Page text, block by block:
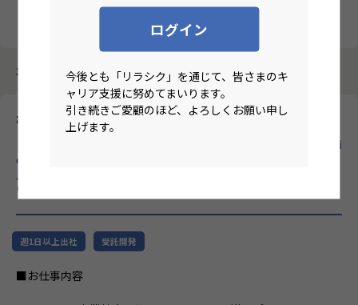
ログイン
今後とも「リラシク」を通じて、皆さまのキ
ャリア支援に努めてまいります。
引き続きご愛顧のほど、よろしくお願い申し
上げます。
3987件中 21件～30件
株式会社ホープス
【ハイブリ/東京/月平均残業10時間/昇給率7.2％/70歳定年/Servi
ceNowプロジェクトマネージャー】プライム市場上場SHIFTグ
ループで30年以上のの実績あるERP導入支援企業！
ワーク求人
週1日以上出社 受託開発
■お仕事内容